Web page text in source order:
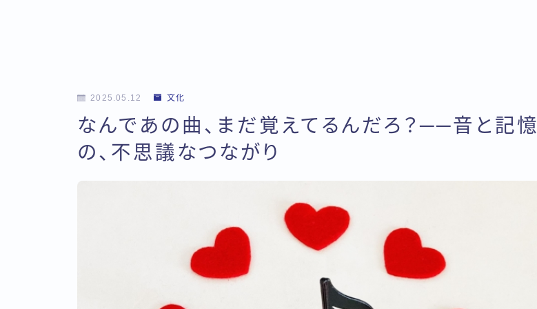
2025.05.12 文化
なんであの曲、まだ覚えてるんだろ？──音と記憶
の、不思議なつながり